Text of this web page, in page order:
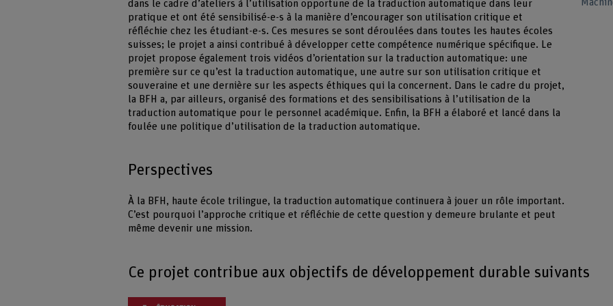
dans le cadre d’ateliers à l’utilisation opportune de la traduction automatique dans leur
pratique et ont été sensibilisé-e-s à la manière d’encourager son utilisation critique et
réfléchie chez les étudiant-e-s. Ces mesures se sont déroulées dans toutes les hautes écoles
suisses; le projet a ainsi contribué à développer cette compétence numérique spécifique. Le
projet propose également trois vidéos d’orientation sur la traduction automatique: une
première sur ce qu’est la traduction automatique, une autre sur son utilisation critique et
souveraine et une dernière sur les aspects éthiques qui la concernent. Dans le cadre du projet,
la BFH a, par ailleurs, organisé des formations et des sensibilisations à l’utilisation de la
traduction automatique pour le personnel académique. Enfin, la BFH a élaboré et lancé dans la
foulée une politique d’utilisation de la traduction automatique.
Perspectives
À la BFH, haute école trilingue, la traduction automatique continuera à jouer un rôle important.
C’est pourquoi l’approche critique et réfléchie de cette question y demeure brulante et peut
même devenir une mission.
Ce projet contribue aux objectifs de développement durable suivants